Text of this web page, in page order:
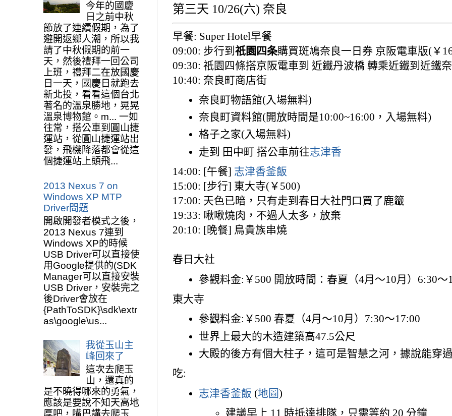
第三天 10/26(六) 奈良
早餐: Super Hotel早餐
09:00: 步行到 祇園四条購買斑鳩奈良一日券 京阪電車版(￥
09:30: 祇園四條搭京阪電車到 近鐵丹波橋 轉乘近鐵到近鐵
10:40: 奈良町商店街
奈良町物語館(入場無料)
奈良町資料館(開放時間是10:00~16:00，入場無料)
格子之家(入場無料)
走到 田中町 搭公車前往志津香
14:00: [午餐] 志津香釜飯
15:00: [步行] 東大寺(￥500)
17:00: 天色已暗，只有走到春日大社門口買了鹿籤
19:33: 啾啾燒肉，不過人太多，放棄
20:10: [晚餐] 鳥貴族串燒
春日大社
參觀料金:￥500 開放時間：春夏（4月～10月）6:30～
東大寺
參觀料金:￥500 春夏（4月～10月）7:30～17:00
世界上最大的木造建築高47.5公尺
大殿的後方有個大柱子，這可是智慧之河，據說能穿
吃:
志津香釜飯 (地圖)
建議早上 11 時抵達排隊，只需等約 20 分鐘
今年的國慶
日之前中秋
節放了連續假期，為了
避開返鄉人潮，所以我
請了中秋假期的前一
天，然後禮拜一回公司
上班，禮拜二在放國慶
日一天，國慶日就跑去
新北投，看看這個台北
著名的溫泉勝地，晃晃
溫泉博物館。m... 一如
往常，搭公車到圓山捷
運站，從圓山捷運站出
發，飛機降落都會從這
個捷運站上頭飛...
2013 Nexus 7 on
Windows XP MTP
Driver問題
開啟開發者模式之後，
2013 Nexus 7連到
Windows XP的時候
USB Driver可以直接使
用Google提供的(SDK
Manager可以直接安裝
USB Driver，安裝完之
後Driver會放在
{PathToSDK}\sdk\extr
as\google\us...
我從玉山主
峰回來了
這次去爬玉
山，還真的
是不曉得哪來的勇氣，
應該是要說不知天高地
厚吧，嘴巴講去爬玉